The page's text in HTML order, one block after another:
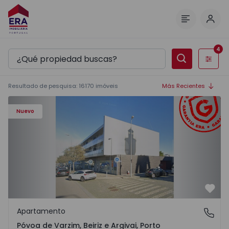
Filtros
4
Resultado de pesquisa: 16170 imóveis Más Recientes
Nuevo
Apartamento T3 Póvoa de Varzim, Póvoa de Varzim,
Póvoa de Varzim, Beiriz e Argivai, Porto
Apartamento
Póvoa de Varzim, Beiriz e Argivai, Porto